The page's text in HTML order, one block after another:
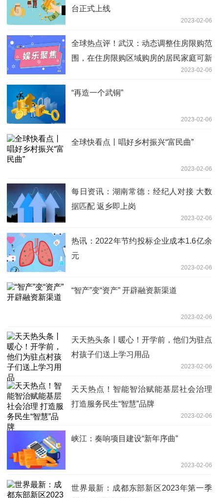
台正式上线
2023-02-06
全球热点评！武汉：动态调整住房限购范
围，在住房限购区域购房的居民家庭可新
2023-02-06
“再造一个武铜”
2023-02-06
全球快看点丨唱好乡村振兴“富民曲”
2023-02-06
每日资讯：湖南常德：经纪人对接 大数
据匹配 返乡即上岗
2023-02-06
热讯：2022年节约投标企业成本1.6亿余
元
2023-02-06
“智产”变“资产” 开辟融资新渠道
2023-02-06
天天热头条丨暖心！开学前，他们为驻点
村孩子们送上学习用品
2023-02-06
天天热点！智能智治赋能基层社会治理
打造服务民生“智慧”品牌
2023-02-06
峡江：奏响项目建设“新年序曲”
2023-02-06
世界最新：成都东部新区2023年第一季